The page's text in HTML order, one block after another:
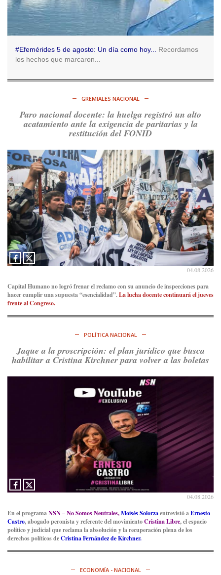
@consensopatagon
5d
RT @caortega64:https://t.co/q6PsJKqeuz
Consenso Patagónico
derechos y por su organización. Hoy lo vuelven a intentar.
Ver en X
@consensopatagon
5d
RT@caortega64: A #50AñosDelGolpe, la memoria es
presente y es futuro. https://t.co/uhRcKnCCc5
Ver en X
Consenso Patagónico
@consensopatagon
5d
La crisis en el estrecho de Ormuz: así golpea la guerra con
Irán al petróleohttps://t.co/IInL9uYZvh
https://t.co/ytaelKSfHm
Consenso Patagónico
Consenso Patagónico
@PJCampana2022: Asumimos una nueva etapa en el
Partido Justicialista de Campana, con el orgullo de que el
Ver en X
#Efemérides 5 de agosto: Un día como hoy... Recordamos
los hechos que marcaron...
GREMIALES NACIONAL
Paro nacional docente: la huelga registró un alto
acatamiento ante la exigencia de paritarias y la
restitución del FONID
04.08.2026
Capital Humano no logró frenar el reclamo con su anuncio de inspecciones para
hacer cumplir una supuesta “esencialidad”.La lucha docente continuará el jueves
frente al Congreso.
POLÍTICA NACIONAL
Jaque a la proscripción: el plan jurídico que busca
habilitar a Cristina Kirchner para volver a las boletas
04.08.2026
En el programaNSN – No Somos Neutrales,Moisés Solorzaentrevistó aErnesto
Castro, abogado peronista y referente del movimientoCristina Libre, el espacio
político y judicial que reclama la absolución y la recuperación plena de los
derechos políticos deCristina Fernández de Kirchner.
ECONOMÍA - NACIONAL